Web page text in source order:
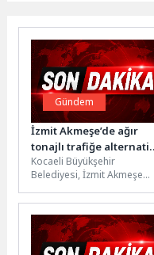
Gündem
İzmit Akmeşe’de ağır
tonajlı trafiğe alternatif
yol
Kocaeli Büyükşehir
Belediyesi, İzmit Akmeşe
azaltmak için önemli bir yol
çalışmasını tamamladı....